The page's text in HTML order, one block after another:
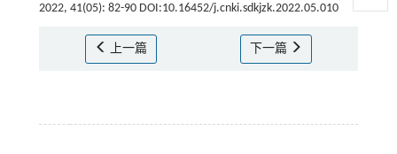
2022, 41(05): 82-90 DOI:10.16452/j.cnki.sdkjzk.2022.05.010
上一篇 下一篇